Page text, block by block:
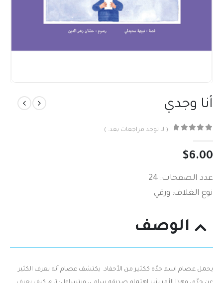
أنا وجدي
( لا توجد مراجعات بعد. )
$6.00
عدد الصفحات: 24
نوع الغلاف: ورقي
الوصف
يحمل عصام اسم جدّه ككثير من الأحفاد‮. ‬يكتشف عصام أنه‮ ‬يعرف الكثير